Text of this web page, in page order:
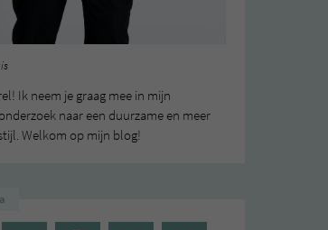
Ik neem je graag mee in mijn
naar een duurzame en meer
Welkom op mijn blog!